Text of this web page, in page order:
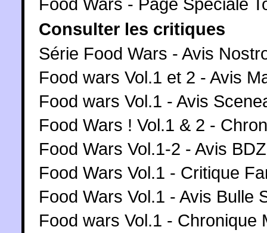
Consulter les critiques
Série Food Wars - Avis
Food wars Vol.1 et 2 - Avis
Food wars Vol.1 - Avis
Food Wars ! Vol.1 & 2 -
Food Wars Vol.1-2 - Avis
Food Wars Vol.1 - Critique
Food Wars Vol.1 - Avis Bulle
Food wars Vol.1 - Chronique